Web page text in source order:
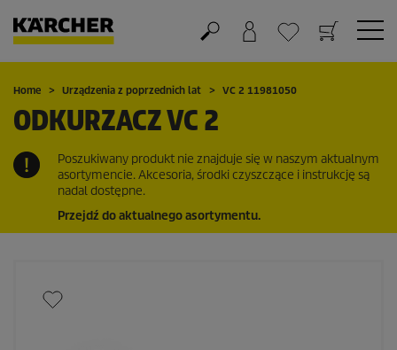
Koszyk
Lista życzeń
Home Urządzenia z poprzednich lat VC 2 11981050
ODKURZACZ VC 2
Poszukiwany produkt nie znajduje się w naszym aktualnym
asortymencie. Akcesoria, środki czyszczące i instrukcję są
nadal dostępne.
Przejdź do aktualnego asortymentu.